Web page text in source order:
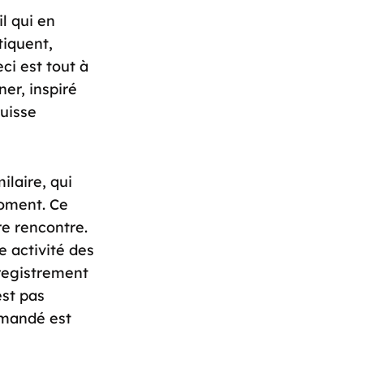
qui en
est tout à
inspiré
qui
Ce
rencontre.
activité des
pas
est